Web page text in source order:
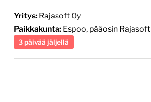
Yritys: Rajasoft Oy
Paikkakunta: Espoo, pääosin
3 päivää jäljellä